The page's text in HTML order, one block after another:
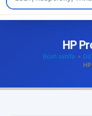
HP
Bosh sahifa »